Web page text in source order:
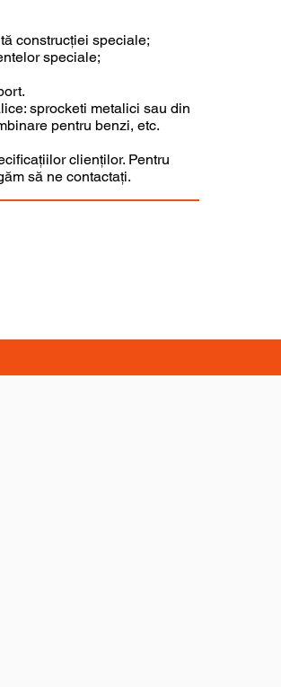
construcției speciale;
speciale;
sprocketi metalici sau din
pentru benzi, etc.
clienților. Pentru
să ne contactați.